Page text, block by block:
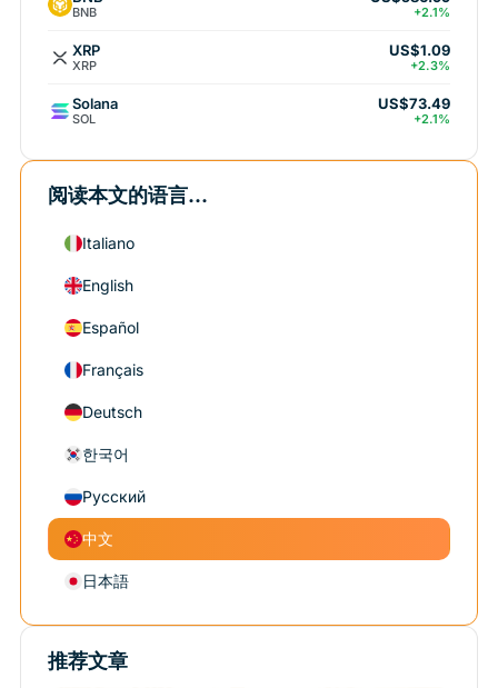
BNB +2.1%
XRP
XRP
US$1.09
+2.3%
Solana
SOL
US$73.49
+2.1%
阅读本文的语言...
Italiano
English
Español
Français
Deutsch
한국어
Русский
中文
日本語
推荐文章